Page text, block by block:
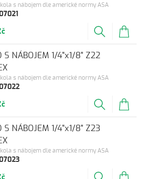
kola s nábojem dle americké normy ASA
kola s nábojem dle americké normy ASA
S NÁBOJEM 1/4"x1/8" Z22
kola s nábojem dle americké normy ASA
S NÁBOJEM 1/4"x1/8" Z23